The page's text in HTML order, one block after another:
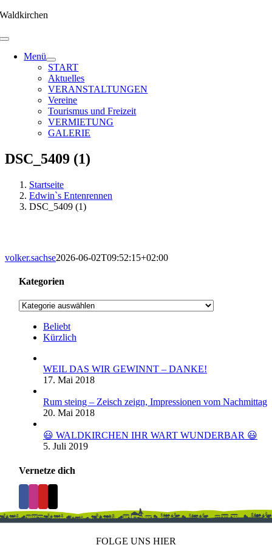
Zum
springen
Waldkirchen
Menü
START
Aktuelles
VERANSTALTUNGEN
Vereine
Tourismus und Freizeit
VERMIETUNG
GALERIE
DSC_5409 (1)
Startseite
Edwin`s Entenrennen
DSC_5409 (1)
volker.sachse2026-06-02T09:52:15+02:00
Kategorien
Kategorien
Beliebt
Kürzlich
WEIL DAS WIR GEWINNT – DANKE!
17. Mai 2018
Rum steing – Zeisch zeign, Impressionen vom Nachmittag
20. Mai 2018
😃 WALDKIRCHEN IHR WART WUNDERBAR 😃
5. Juli 2019
Vernetze dich
FOLGE UNS HIER